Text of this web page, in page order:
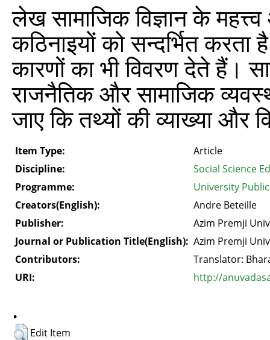
लेख सामाजिक विज्ञान के
कठिनाइयों को सन्दर्भित
कारणों का भी विवरण देते हैं।
राजनैतिक और सामाजिक
जाए कि तथ्यों की व्याख्या और
Item Type:
Article
Discipline:
Social Science
Programme:
University
Creators(English):
Andre Beteille
Publisher:
Azim Premji
Journal or Publication Title(English): Azim Premji
Contributors:
Translator:
URI:
http://
.
Edit Item